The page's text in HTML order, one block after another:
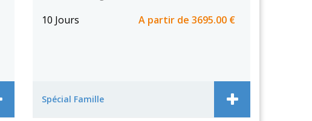
10 Jours A partir de 3695.00 €
Spécial Famille